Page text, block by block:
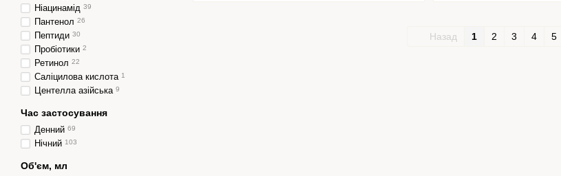
Назад 1 2 3 4 5
Ніацинамід 39
Пантенол 26
Пептиди 30
Пробіотики 2
Ретинол 22
Саліцилова кислота 1
Центелла азійська 9
Час застосування
Денний 69
Нічний 103
Об'єм, мл